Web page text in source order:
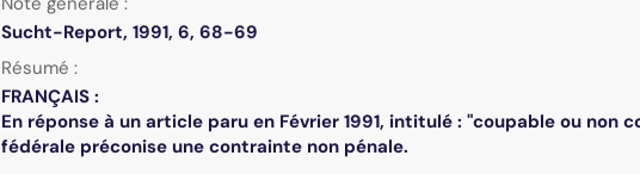
Sucht-Report, 1991, 6, 68-69
Résumé :
FRANÇAIS :
En réponse à un article paru en Février 1991, intitulé : "coupable ou
fédérale préconise une contrainte non pénale.